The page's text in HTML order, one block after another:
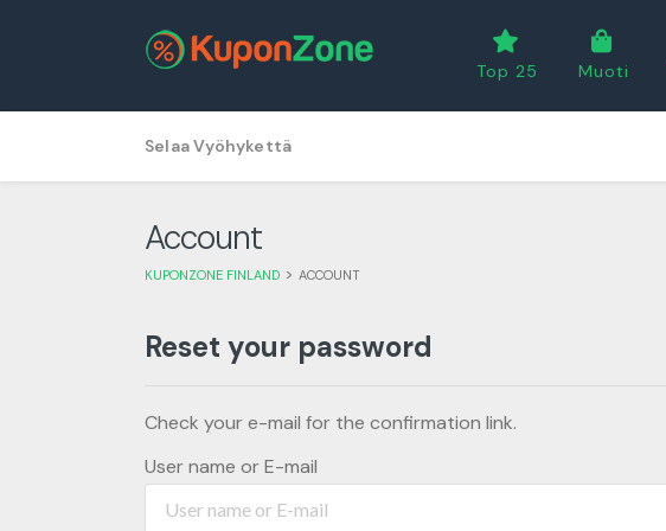
Top 25 Muoti
to
content
Selaa Vyöhykettä
Account
KUPONZONE FINLAND > ACCOUNT
Reset your password
Check your e-mail for the confirmation link.
User name or E-mail